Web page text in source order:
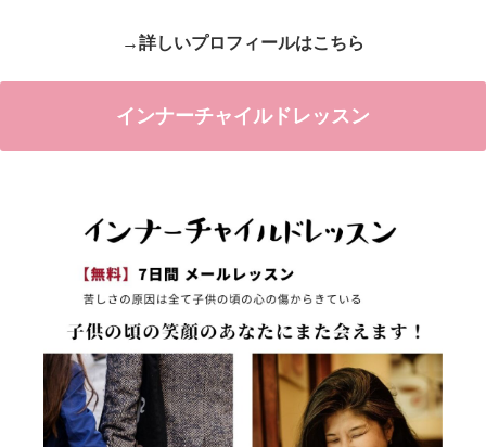
→詳しいプロフィールはこちら
インナーチャイルドレッスン